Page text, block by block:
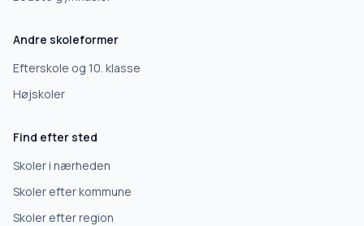
10. klasse
Erhvervsuddannelse
Andre skoleformer
Efterskole og 10. klasse
Højskoler
Find efter sted
Skoler i nærheden
Skoler efter kommune
Skoler efter region